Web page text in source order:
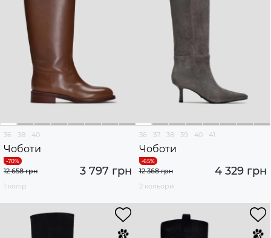
36 38 40
Чоботи
3 797 грн
12 658 грн
1 колір
36 37 38 39 40 41
Чоботи
4 329 грн
12 368 грн
2 кольори